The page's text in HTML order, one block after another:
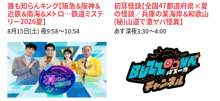
誰も知らんキング【阪急＆阪神＆
近鉄＆南海＆メトロ…鉄道ミステ
リー2026夏】
8月15日(土) 夜9:58〜10:54
初耳怪談【全国47都道府県×夏
の怪談／兵庫の某海岸＆和歌山
(秘)山道で激ヤバ怪異】
あす深夜3:30〜4:00